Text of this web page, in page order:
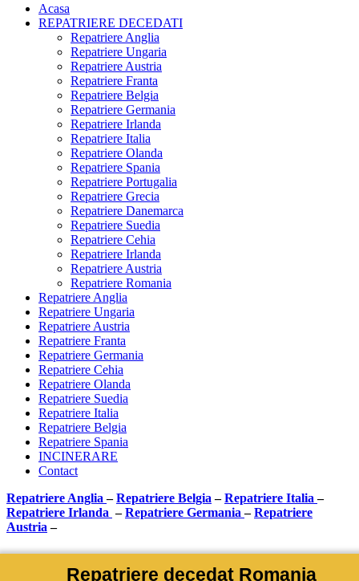
Acasa
REPATRIERE DECEDATI
Repatriere Anglia
Repatriere Ungaria
Repatriere Austria
Repatriere Franta
Repatriere Belgia
Repatriere Germania
Repatriere Irlanda
Repatriere Italia
Repatriere Olanda
Repatriere Spania
Repatriere Portugalia
Repatriere Grecia
Repatriere Danemarca
Repatriere Suedia
Repatriere Cehia
Repatriere Irlanda
Repatriere Austria
Repatriere Romania
Repatriere Anglia
Repatriere Ungaria
Repatriere Austria
Repatriere Franta
Repatriere Germania
Repatriere Cehia
Repatriere Olanda
Repatriere Suedia
Repatriere Italia
Repatriere Belgia
Repatriere Spania
INCINERARE
Contact
Repatriere Anglia–Repatriere Belgia –Repatriere Italia–
Repatriere Irlanda –Repatriere Germania–Repatriere
Austria –
Repatriere decedat Romania